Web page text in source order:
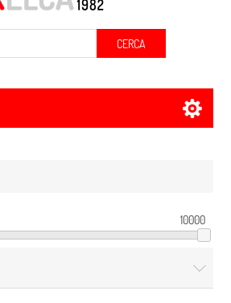
CERCA
10000